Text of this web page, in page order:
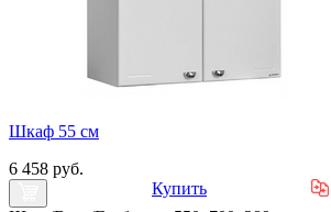
Шкаф 55 см
6 458 руб.
Купить